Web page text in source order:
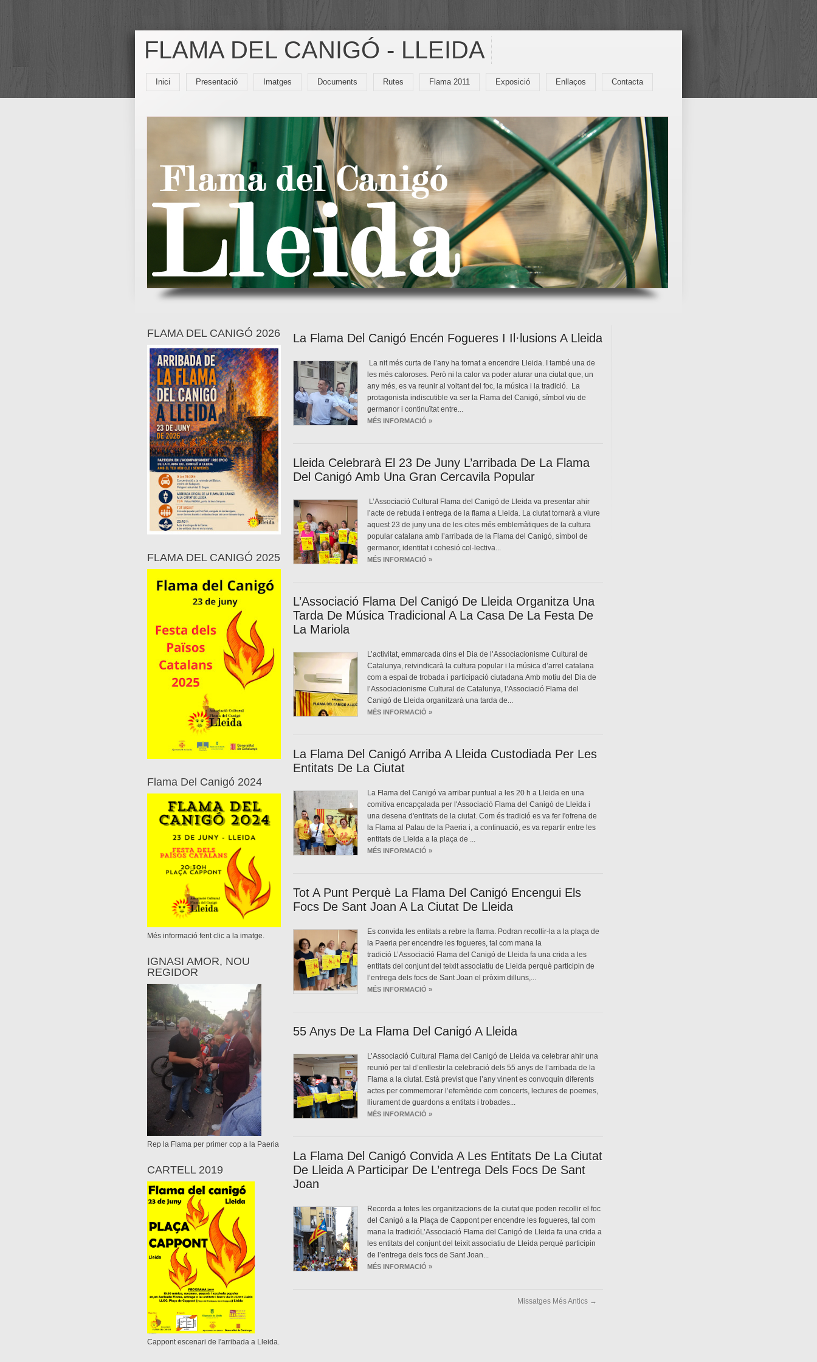
FLAMA DEL CANIGÓ - LLEIDA
Inici Presentació Imatges Documents Rutes Flama 2011 Exposició Enllaços Contacta
FLAMA DEL CANIGÓ 2026
FLAMA DEL CANIGÓ 2025
Flama Del Canigó 2024
Més informació fent clic a la imatge.
IGNASI AMOR, NOU
REGIDOR
Rep la Flama per primer cop a la Paeria
CARTELL 2019
Cappont escenari de l'arribada a Lleida.
La Flama Del Canigó Encén Fogueres I Il·lusions A Lleida
La nit més curta de l’any ha tornat a encendre Lleida. I també una de
les més caloroses. Però ni la calor va poder aturar una ciutat que, un
any més, es va reunir al voltant del foc, la música i la tradició. La
protagonista indiscutible va ser la Flama del Canigó, símbol viu de
germanor i continuïtat entre...
MÉS INFORMACIÓ »
Lleida Celebrarà El 23 De Juny L’arribada De La Flama
Del Canigó Amb Una Gran Cercavila Popular
L’Associació Cultural Flama del Canigó de Lleida va presentar ahir
l’acte de rebuda i entrega de la flama a Lleida. La ciutat tornarà a viure
aquest 23 de juny una de les cites més emblemàtiques de la cultura
popular catalana amb l’arribada de la Flama del Canigó, símbol de
germanor, identitat i cohesió col·lectiva...
MÉS INFORMACIÓ »
L’Associació Flama Del Canigó De Lleida Organitza Una
Tarda De Música Tradicional A La Casa De La Festa De
La Mariola
L’activitat, emmarcada dins el Dia de l’Associacionisme Cultural de
Catalunya, reivindicarà la cultura popular i la música d’arrel catalana
com a espai de trobada i participació ciutadana Amb motiu del Dia de
l’Associacionisme Cultural de Catalunya, l’Associació Flama del
Canigó de Lleida organitzarà una tarda de...
MÉS INFORMACIÓ »
La Flama Del Canigó Arriba A Lleida Custodiada Per Les
Entitats De La Ciutat
La Flama del Canigó va arribar puntual a les 20 h a Lleida en una
comitiva encapçalada per l'Associació Flama del Canigó de Lleida i
una desena d'entitats de la ciutat. Com és tradició es va fer l'ofrena de
la Flama al Palau de la Paeria i, a continuació, es va repartir entre les
entitats de Lleida a la plaça de ...
MÉS INFORMACIÓ »
Tot A Punt Perquè La Flama Del Canigó Encengui Els
Focs De Sant Joan A La Ciutat De Lleida
Es convida les entitats a rebre la flama. Podran recollir-la a la plaça de
la Paeria per encendre les fogueres, tal com mana la
tradició L’Associació Flama del Canigó de Lleida fa una crida a les
entitats del conjunt del teixit associatiu de Lleida perquè participin de
l’entrega dels focs de Sant Joan el pròxim dilluns,...
MÉS INFORMACIÓ »
55 Anys De La Flama Del Canigó A Lleida
L’Associació Cultural Flama del Canigó de Lleida va celebrar ahir una
reunió per tal d’enllestir la celebració dels 55 anys de l’arribada de la
Flama a la ciutat. Està previst que l’any vinent es convoquin diferents
actes per commemorar l’efemèride com concerts, lectures de poemes,
lliurament de guardons a entitats i trobades...
MÉS INFORMACIÓ »
La Flama Del Canigó Convida A Les Entitats De La Ciutat
De Lleida A Participar De L’entrega Dels Focs De Sant
Joan
Recorda a totes les organitzacions de la ciutat que poden recollir el foc
del Canigó a la Plaça de Cappont per encendre les fogueres, tal com
mana la tradicióL’Associació Flama del Canigó de Lleida fa una crida a
les entitats del conjunt del teixit associatiu de Lleida perquè participin
de l’entrega dels focs de Sant Joan...
MÉS INFORMACIÓ »
Missatges Més Antics →